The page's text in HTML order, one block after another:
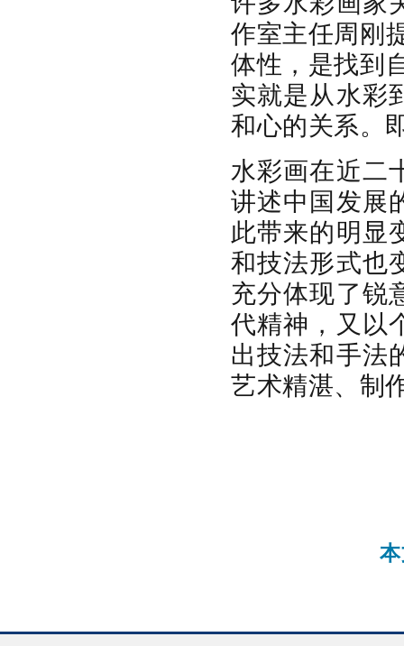
作室主任周刚
体性，是找到
实就是从水彩
和心的关系。
水彩画在近二
讲述中国发展
此带来的明显
和技法形式也
充分体现了锐
代精神，又以
出技法和手法
艺术精湛、制